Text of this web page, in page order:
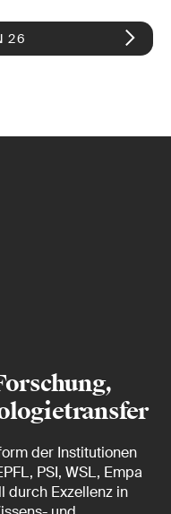
26
der Institutionen
PSI, WSL, Empa
durch Exzellenz in